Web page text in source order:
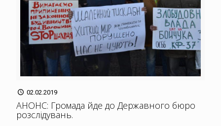
02.02.2019
АНОНС: Громада йде до Державного бюро
розслідувань.